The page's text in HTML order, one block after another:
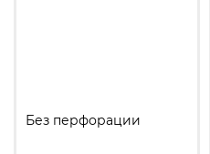
Без перфорации